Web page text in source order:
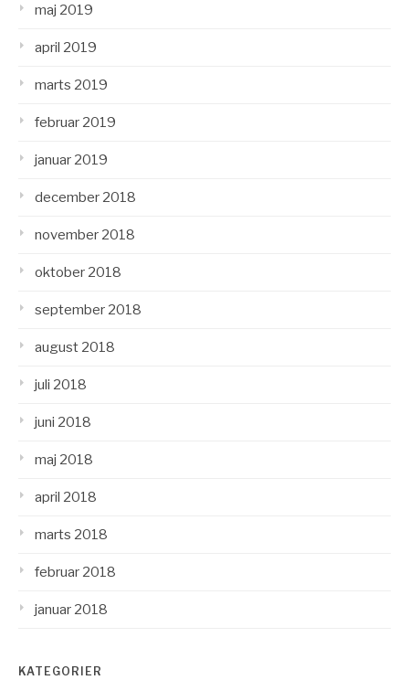
maj 2019
april 2019
marts 2019
februar 2019
januar 2019
december 2018
november 2018
oktober 2018
september 2018
august 2018
juli 2018
juni 2018
maj 2018
april 2018
marts 2018
februar 2018
januar 2018
KATEGORIER